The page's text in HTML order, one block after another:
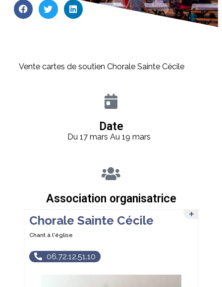
Vente cartes de soutien Chorale Sainte Cécile
Date
Du 17 mars Au 19 mars
Association organisatrice
Chorale Sainte Cécile
Chant à l'église
06.72.12.51.10